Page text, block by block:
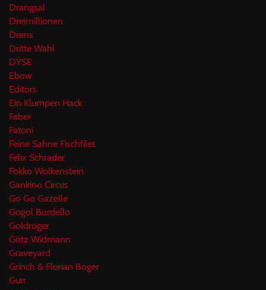
Drangsal
Dreimillionen
Drens
Dritte Wahl
DŸSE
Ebow
Editors
Ein Klumpen Hack
Faber
Fatoni
Feine Sahne Fischfilet
Felix Schrader
Fokko Wolkenstein
Gankino Circus
Go Go Gazelle
Gogol Bordello
Goldroger
Götz Widmann
Graveyard
Grinch & Florian Boger
Gurr